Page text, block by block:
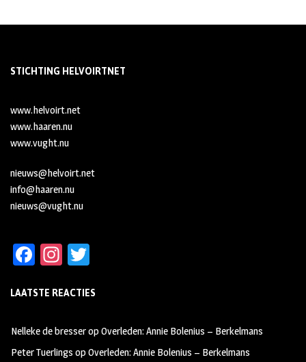
STICHTING HELVOIRTNET
www.helvoirt.net
www.haaren.nu
www.vught.nu
nieuws@helvoirt.net
info@haaren.nu
nieuws@vught.nu
Fa
b
oo
k
In
ag
m
tt
LAATSTE REACTIES
Nelleke de bresseropOverleden: Annie Bolenius – Berkelmans
Peter Tuerlings opOverleden: Annie Bolenius – Berkelmans